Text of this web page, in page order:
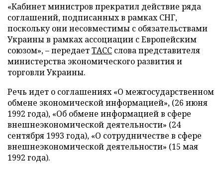
«Кабинет министров прекратил действие ряда
соглашений, подписанных в рамках СНГ,
поскольку они несовместимы с обязательствами
Украины в рамках ассоциации с Европейским
союзом», – передаетТАСС слова представителя
министерства экономического развития и
торговли Украины.
Речь идет о соглашениях «О межгосударственном
обмене экономической информацией», (26 июня
1992 года), «Об обмене информацией в сфере
внешнеэкономической деятельности» (24
сентября 1993 года), «О сотрудничестве в сфере
внешнеэкономической деятельности» (15 мая
1992 года).